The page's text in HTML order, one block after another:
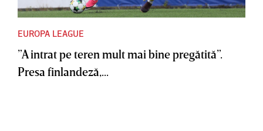
EUROPA LEAGUE
”A intrat pe teren mult mai bine pregătită”.
Presa finlandeză,...